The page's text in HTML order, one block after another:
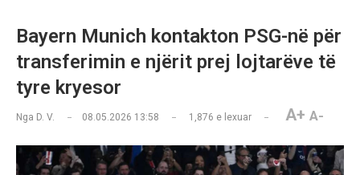
Bayern Munich kontakton PSG-në për
transferimin e njërit prej lojtarëve të
tyre kryesor
Nga D. V. 08.05.2026 13:58 1,876 e lexuar A+ A-